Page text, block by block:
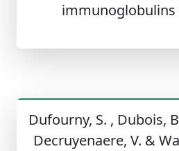
immunoglobulins
Dufourny, S. , Dubois,
Decruyenaere, V. &